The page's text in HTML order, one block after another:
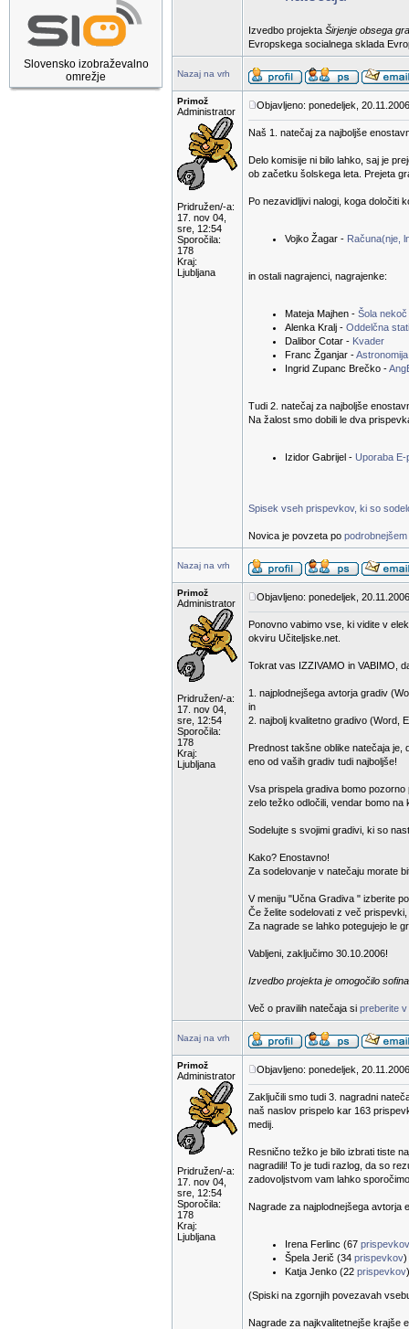
Slovensko izobraževalno
omrežje
Izvedbo projekta Širjenje obsega
Evropskega socialnega sklada
Nazaj na vrh
Primož
Administrator
Pridružen/-a:
17. nov 04,
sre, 12:54
Sporočila:
178
Kraj:
Ljubljana
Objavljeno: ponedeljek,
Naš 1. natečaj za najboljše
Delo komisije ni bilo lahko, saj je
ob začetku šolskega leta. Prejeta
Po nezavidljivi nalogi, koga določiti
Vojko Žagar - Računa(nje,
in ostali nagrajenci, nagrajenke:
Mateja Majhen - Šola nekoč
Alenka Kralj - Oddelčna
Dalibor Cotar - Kvader
Franc Žganjar -Astronomija
Ingrid Zupanc Brečko -
Tudi 2. natečaj za najboljše
Na žalost smo dobili le dva
Izidor Gabrijel - Uporaba E-
Spisek vseh prispevkov, ki so
Novica je povzeta po
Nazaj na vrh
Primož
Administrator
Pridružen/-a:
17. nov 04,
sre, 12:54
Sporočila:
178
Kraj:
Ljubljana
Objavljeno: ponedeljek,
Ponovno vabimo vse, ki vidite v
okviru Učiteljske.net.
Tokrat vas IZZIVAMO in VABIMO,
1. najplodnejšega avtorja gradiv
in
2. najbolj kvalitetno gradivo (Word,
Prednost takšne oblike natečaja je,
eno od vaših gradiv tudi najboljše!
Vsa prispela gradiva bomo
zelo težko odločili, vendar bomo
Sodelujte s svojimi gradivi, ki so
Kako? Enostavno!
Za sodelovanje v natečaju morate
V meniju "Učna Gradiva " izberite
Če želite sodelovati z več
Za nagrade se lahko potegujejo le
Vabljeni, zaključimo 30.10.2006!
Izvedbo projekta je omogočilo
Več o pravilih natečaja si preberite
Nazaj na vrh
Primož
Administrator
Pridružen/-a:
17. nov 04,
sre, 12:54
Sporočila:
178
Kraj:
Ljubljana
Objavljeno: ponedeljek,
Zaključili smo tudi 3. nagradni
naš naslov prispelo kar 163
medij.
Resnično težko je bilo izbrati tiste
nagradili! To je tudi razlog, da so
zadovoljstvom vam lahko
Nagrade za najplodnejšega avtorja
Irena Ferlinc (67 prispevkov
Špela Jerič (34 prispevkov)
Katja Jenko (22 prispevkov
(Spiski na zgornjih povezavah
Nagrade za najkvalitetnejše krajše